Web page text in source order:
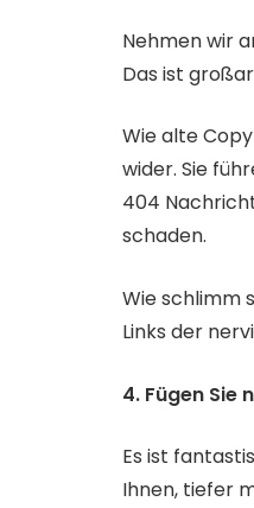
Nehmen wir
Das ist
Wie alte
wider. Sie
404
schaden.
Wie schlimm
Links der
4. Fügen Sie
Es ist
Ihnen, tiefer